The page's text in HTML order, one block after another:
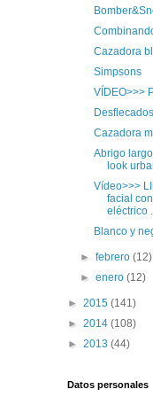
Cazadora
Simpsons
VÍDEO>>>
Cazadora
Abrigo
look
Vídeo>>>
facial
eléctrico
Blanco y
►febrero(12)
►enero(12)
► 2015 (141)
► 2014 (108)
► 2013 (44)
Datos personales